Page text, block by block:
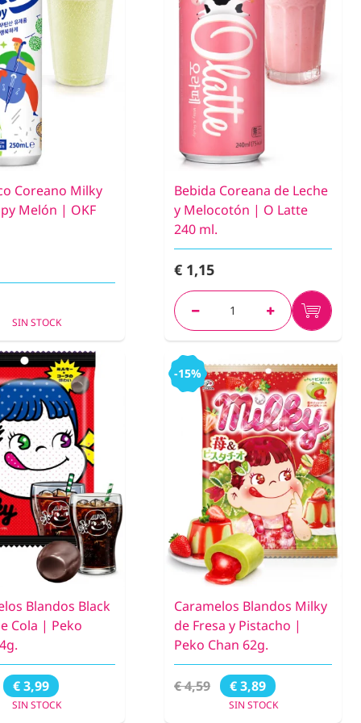
Coreano Milky
Melón | OKF
SIN STOCK
Bebida Coreana de Leche
y Melocotón | O Latte
240 ml.
€ 1,15
Blandos Black
Cola | Peko
€ 3,99
SIN STOCK
-15%
Caramelos Blandos Milky
de Fresa y Pistacho |
Peko Chan 62g.
€ 4,59 € 3,89
SIN STOCK